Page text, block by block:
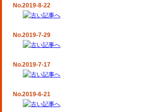
No.2019-8-22
No.2019-7-29
No.2019-7-17
No.2019-6-21